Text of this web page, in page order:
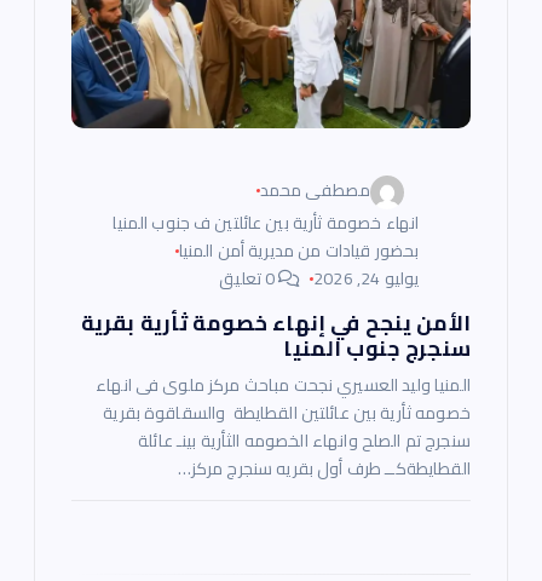
مصطفى محمد
انهاء خصومة ثأرية بين عائلتين ف جنوب المنيا
بحضور قيادات من مديرية أمن المنيا
يوليو 24, 2026
0 تعليق
الأمن ينجح في إنهاء خصومة ثأرية بقرية
سنجرج جنوب المنيا
المنيا وليد العسيري نجحت مباحث مركز ملوى فى انهاء
خصومه ثأرية بين عائلتين القطايطة والسقاقوة بقرية
سنجرج تم الصلح وانهاء الخصومه الثأرية بينـ عائلة
القطايطةكــ طرف أول بقريه سنجرج مركز…